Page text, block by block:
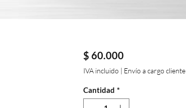
$ 60.000Precio
IVA incluido | Envío a cargo cliente
Cantidad *